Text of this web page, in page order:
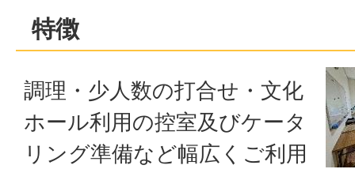
特徴
調理・少人数の打合せ・文化
ホール利用の控室及びケータ
リング準備など幅広くご利用